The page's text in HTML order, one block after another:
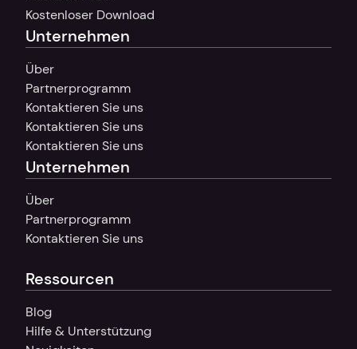
Kostenloser Download
Unternehmen
Über
Partnerprogramm
Kontaktieren Sie uns
Kontaktieren Sie uns
Kontaktieren Sie uns
Unternehmen
Über
Partnerprogramm
Kontaktieren Sie uns
Ressourcen
Blog
Hilfe & Unterstützung